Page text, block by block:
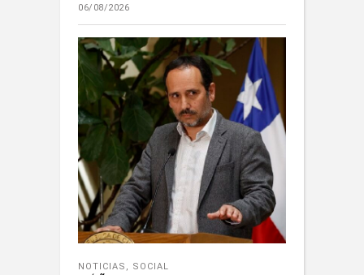
06/08/2026
NOTICIAS , SOCIAL